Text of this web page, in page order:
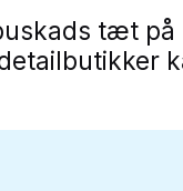
tæt på